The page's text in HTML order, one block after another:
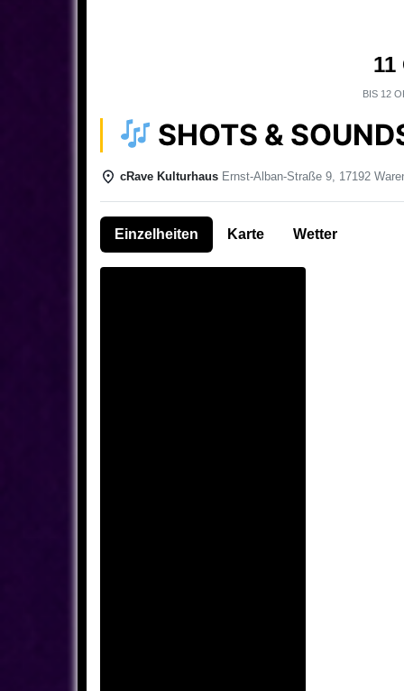
BIS 12
SHOTS &
cRave Kulturhaus Ernst-Alban-Straße 9, 17192
Einzelheiten Karte Wetter